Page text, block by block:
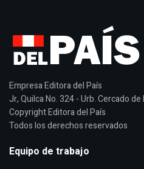
Empresa Editora del País
Jr, Quilca No. 324 - Urb. Cercado de
Copyright Editora del País
Todos los derechos reservados
Equipo de trabajo